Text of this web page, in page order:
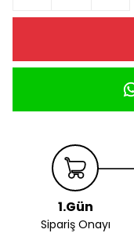
1.Gün
Sipariş Onayı